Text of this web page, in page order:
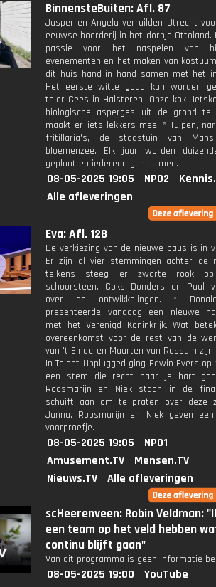
BinnensteBuiten: Afl. 87
Jasper en Angela verruilden Utrecht
eeuwse boerderij in het dorpje Ottoland.
passie voor het naspelen van
evenementen en het maken van
dit huis hand in hand samen met het
Het eerste witte goud kan worden
teler Cees in Halsteren. Onze kok
biologische asperges uit de grond te
maakt er iets lekkers mee. * Tulpen,
fritillaria's, de stadstuin van
bloemenzee. Elk jaar worden
geplant en iedereen geniet mee.
08-05-2025 19:05 NPO2
Alle afleveringen
Eva: Afl. 128
De verkiezing van de nieuwe paus is in
Er zijn al vier stemmingen achter de
telkens steeg er zwarte rook
schoorsteen. Coks Donders en Paul
over de ontwikkelingen. *
presenteerde vandaag een nieuwe
met het Verenigd Koninkrijk. Wat
overeenkomst voor de rest van de
van 't Einde en Maarten van Rossum
In Talent Unplugged ging Edwin Evers op
een stem die recht naar je hart
Roosmarijn en Niek staan in de
schuift aan om te praten over deze
Janna, Roosmarijn en Niek geven
voorproefje.
08-05-2025 19:05
NPO1
Amusement.TV
Mensen.TV
Nieuws.TV
Alle afleveringen
scHeerenveen: Robin Veldman:
een team op het veld hebben
continu blijft gaan"
Van dit programma is geen informatie
08-05-2025 19:00
YouTube